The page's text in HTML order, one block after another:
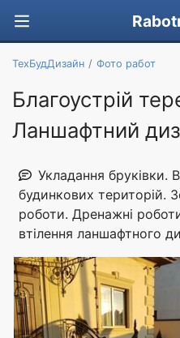
ТехБудДизайн Фото работ
Благоустрій
Ланшафтний
Укладання бруківки.
будинкових територій.
роботи. Дренажні
втілення ланшафтного